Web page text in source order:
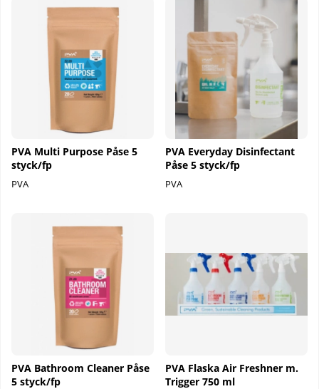
PVA Multi Purpose Påse 5
styck/fp
PVA
PVA Everyday Disinfectant
Påse 5 styck/fp
PVA
PVA Bathroom Cleaner Påse
5 styck/fp
PVA Flaska Air Freshner m.
Trigger 750 ml